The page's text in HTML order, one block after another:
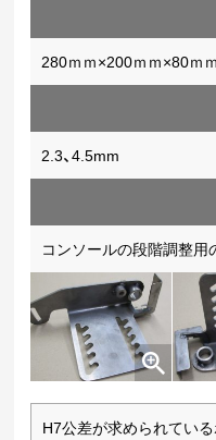
280ｍｍ×200ｍｍ×80ｍｍ
2.3、4.5mm
コンソールの段階調整用
H7公差が求められてい